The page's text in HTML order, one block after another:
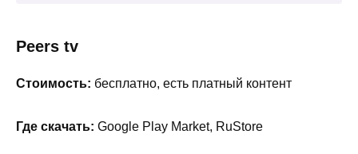
Peers tv
Стоимость: бесплатно, есть платный контент
Где скачать: Google Play Market, RuStore